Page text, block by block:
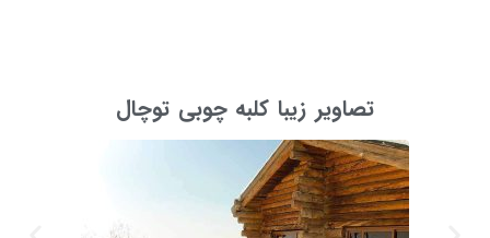
تصاویر زیبا کلبه چوبی توچال